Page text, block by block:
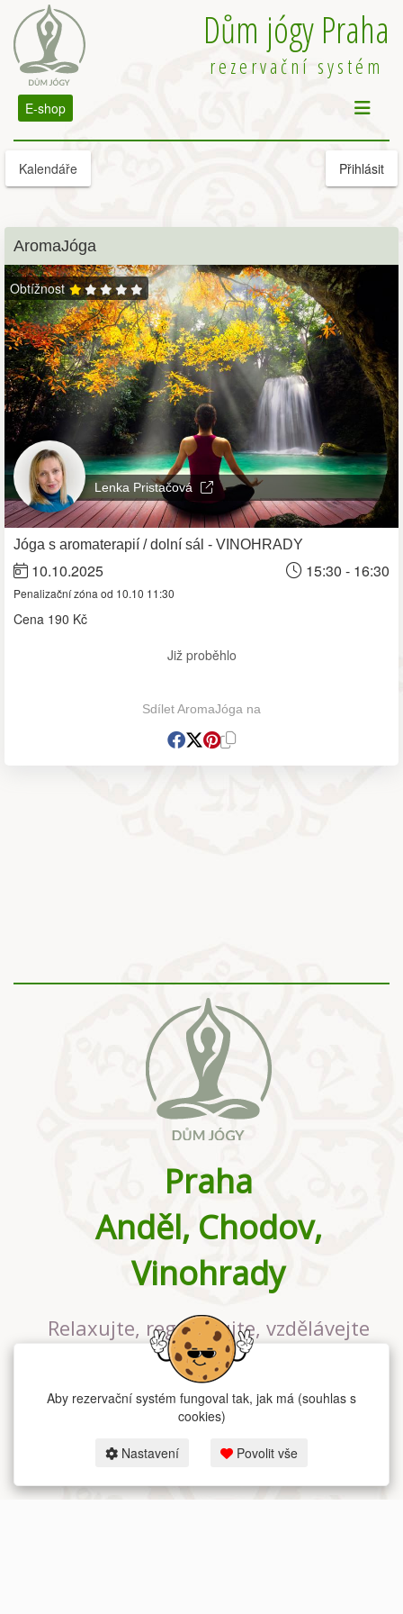
Dům jógy Praha
rezervační systém
E-shop
Kalendáře Přihlásit
AromaJóga
Obtížnost
Lenka Pristačová
Jóga s aromaterapií / dolní sál - VINOHRADY
10.10.2025 15:30 - 16:30
Penalizační zóna od 10.10 11:30
Cena 190 Kč
Již proběhlo
Sdílet AromaJóga na
Praha
Anděl, Chodov,
Vinohrady
Relaxujte, regenerujte, vzdělávejte
se v největším jógovém studiu v
Praze
Aby rezervační systém fungoval tak, jak má (souhlas s
cookies)
Nastavení Povolit vše